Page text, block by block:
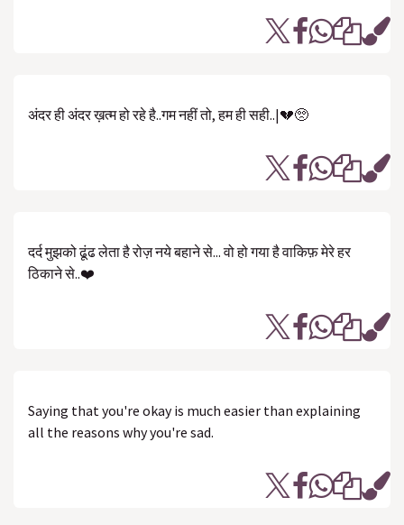
अंदर ही अंदर ख़त्म हो रहे है..गम नहीं तो, हम ही सही..|💔🥺
दर्द मुझको ढूंढ लेता है रोज़ नये बहाने से... वो हो गया है वाकिफ़ मेरे हर
ठिकाने से..❤️
Saying that you're okay is much easier than explaining
all the reasons why you're sad.